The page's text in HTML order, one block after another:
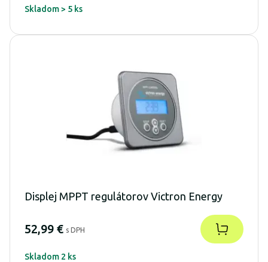
Skladom > 5 ks
Displej MPPT regulátorov Victron Energy
52,99 € s DPH
Skladom 2 ks